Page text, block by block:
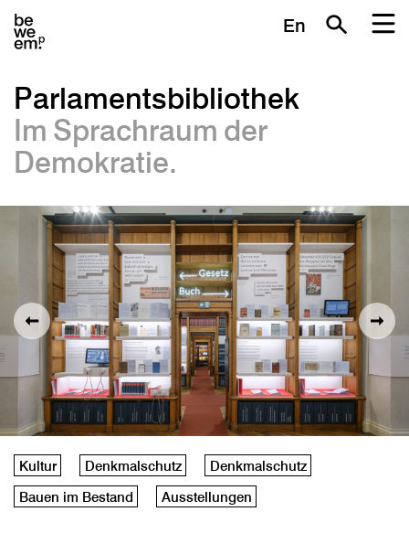
En
Parlamentsbibliothek
Im Sprachraum der
Demokratie.
Kultur Denkmalschutz
Denkmalschutz
Bauen im Bestand
Ausstellungen